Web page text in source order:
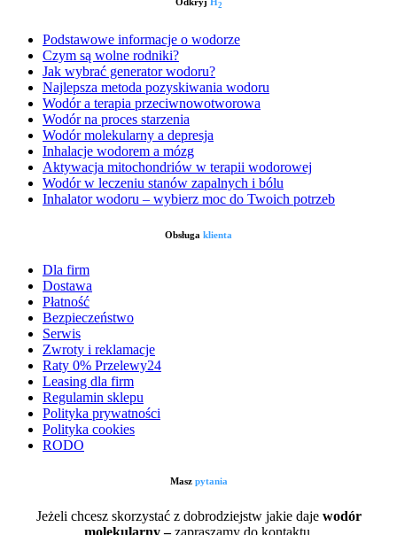
2
Podstawowe informacje o wodorze
Czym są wolne rodniki?
Jak wybrać generator wodoru?
Najlepsza metoda pozyskiwania wodoru
Wodór a terapia przeciwnowotworowa
Wodór na proces starzenia
Wodór molekularny a depresja
Inhalacje wodorem a mózg
Aktywacja mitochondriów w terapii wodorowej
Wodór w leczeniu stanów zapalnych i bólu
Inhalator wodoru – wybierz moc do Twoich potrzeb
Obsługa klienta
Dla firm
Dostawa
Płatność
Bezpieczeństwo
Serwis
Zwroty i reklamacje
Raty 0% Przelewy24
Leasing dla firm
Regulamin sklepu
Polityka prywatności
Polityka cookies
RODO
Masz pytania
Jeżeli chcesz skorzystać z dobrodziejstw jakie daje wodór
molekularny –zapraszamy do kontaktu.